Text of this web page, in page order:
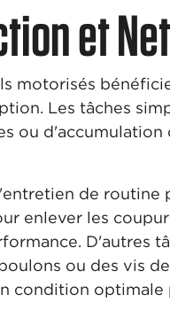
et
motorisés
Les tâches
ou
de routine
enlever les
D'autres
ou des vis
condition optimale